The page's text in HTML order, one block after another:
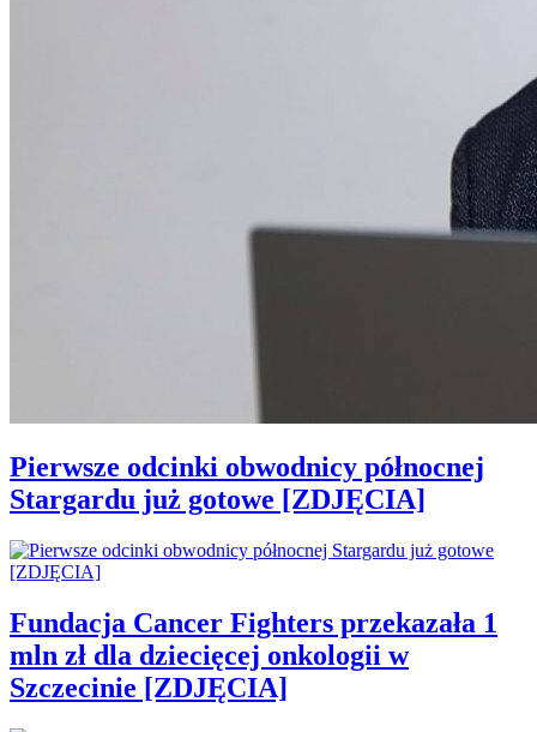
Pierwsze odcinki obwodnicy północnej
Stargardu już gotowe [ZDJĘCIA]
Fundacja Cancer Fighters przekazała 1
mln zł dla dziecięcej onkologii w
Szczecinie [ZDJĘCIA]